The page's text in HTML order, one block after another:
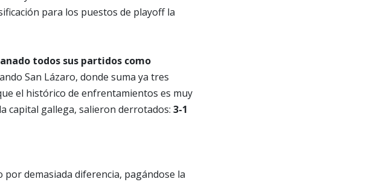
para los puestos de playoff la
todos sus partidos como
San Lázaro, donde suma ya tres
el histórico de enfrentamientos es muy
capital gallega, salieron derrotados: 3-1
demasiada diferencia, pagándose la